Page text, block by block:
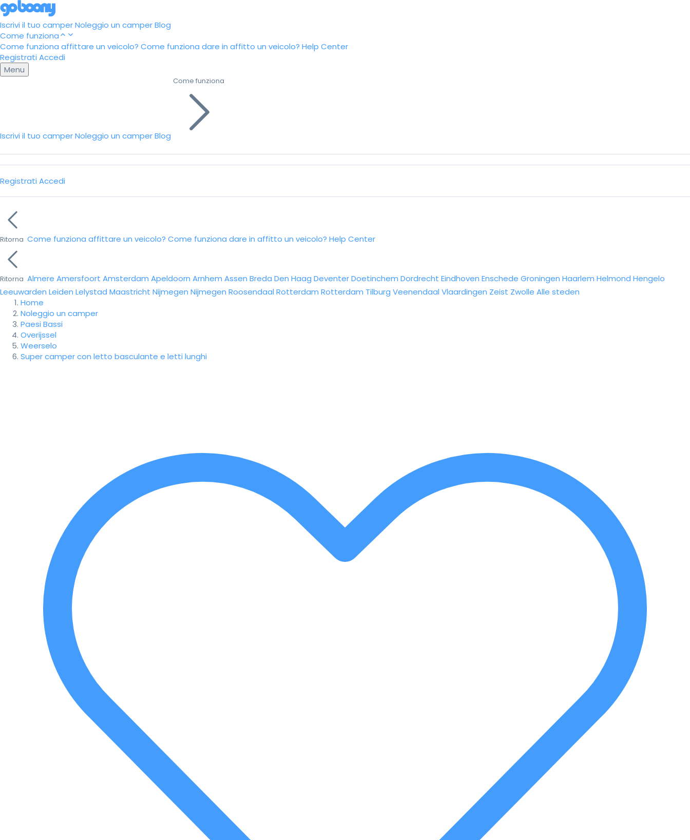
Iscrivi il tuo camperNoleggio un camperBlog
Come funziona
Come funziona affittare un veicolo? Come funziona dare in affitto un veicolo? Help Center
Registrati Accedi
Menu
Iscrivi il tuo camperNoleggio un camperBlog
Come funziona
Registrati Accedi
Ritorna Come funziona affittare un veicolo? Come funziona dare in affitto un veicolo? Help Center
Ritorna Almere Amersfoort Amsterdam Apeldoorn Arnhem Assen Breda Den Haag DeventerDoetinchem Dordrecht Eindhoven Enschede Groningen Haarlem Helmond Hengelo
Leeuwarden Leiden Lelystad Maastricht Nijmegen Nijmegen Roosendaal Rotterdam Rotterdam Tilburg Veenendaal Vlaardingen Zeist Zwolle Alle steden
Home
Noleggio un camper
Paesi Bassi
Overijssel
Weerselo
Super camper con letto basculante e letti lunghi